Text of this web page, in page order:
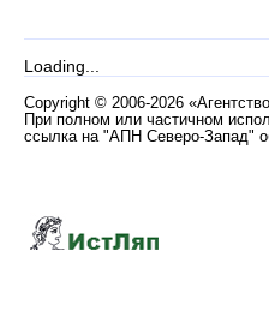
Loading...
Copyright © 2006-2026
При полном или частичном
ссылка на "АПН Северо-Запад"